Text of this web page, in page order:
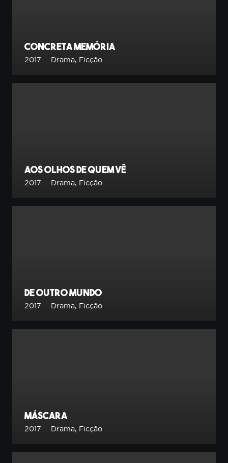
Concreta Memória
2017 Drama, Ficção
Aos Olhos de quem Vê
2017 Drama, Ficção
De outro mundo
2017 Drama, Ficção
Máscara
2017 Drama, Ficção